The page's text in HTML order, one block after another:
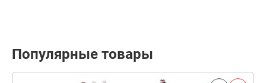
Популярные товары